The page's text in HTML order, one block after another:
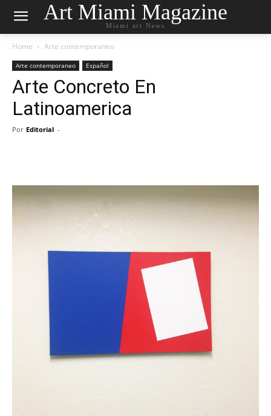
Art Miami Magazine
Miami art News
Home Arte contemporaneo
Arte contemporaneo Español
Arte Concreto En
Latinoamerica
Por Editorial -